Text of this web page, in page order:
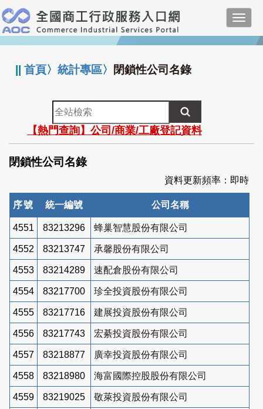
跳
到
主
要
:::
||首頁〉統計專區〉 閉鎖性公司名錄
全
站
檢
索
【熱門查詢】公司/商業/工廠登記資料
閉鎖性公司名錄
資料更新頻率：即時
序號 統一編號 公司名稱
4551 83213296 蜂巢智慧股份有限公司
4552 83213747 承馨股份有限公司
4553 83214289 速配倉股份有限公司
4554 83217700 珍全投資股份有限公司
4555 83217716 建展投資股份有限公司
4556 83217743 宏綦投資股份有限公司
4557 83218877 廣幸投資股份有限公司
4558 83218980 海富國際控股股份有限公司
4559 83219025 敬萊投資股份有限公司